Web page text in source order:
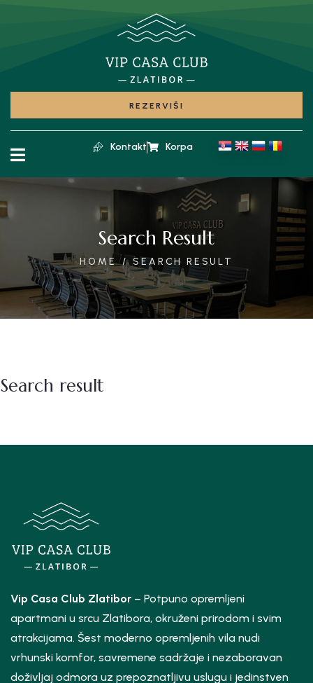
REZERVIŠI
Kontakt Korpa
Search Result
HOME SEARCH RESULT
Search result
Vip Casa Club Zlatibor – Potpuno opremljeni
apartmani u srcu Zlatibora, okruženi prirodom i svim
atrakcijama. Šest moderno opremljenih vila nudi
vrhunski komfor, savremene sadržaje i nezaboravan
doživljaj odmora uz prepoznatljivu uslugu i jedinstven